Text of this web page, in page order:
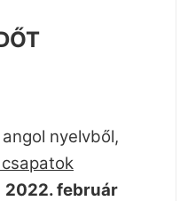
nyelvből,
2022. február